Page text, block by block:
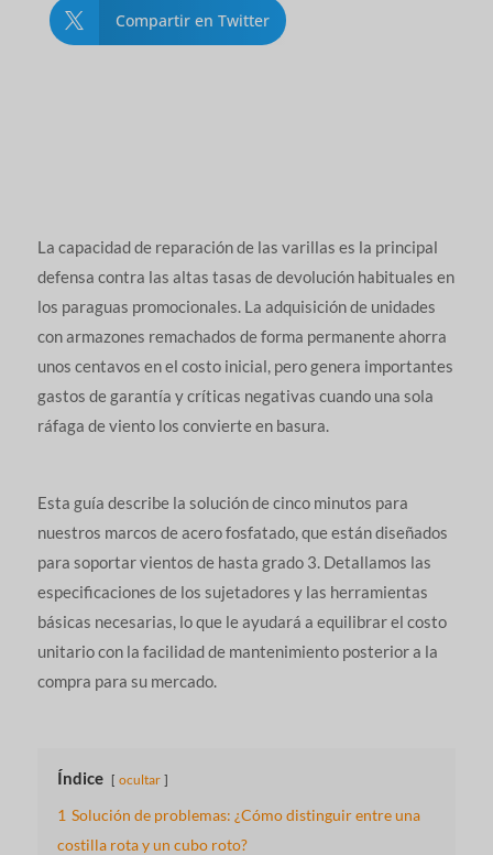
 Compartir en Twitter
La capacidad de reparación de las varillas es la principal
defensa contra las altas tasas de devolución habituales en
los paraguas promocionales. La adquisición de unidades
con armazones remachados de forma permanente ahorra
unos centavos en el costo inicial, pero genera importantes
gastos de garantía y críticas negativas cuando una sola
ráfaga de viento los convierte en basura.
Esta guía describe la solución de cinco minutos para
nuestros marcos de acero fosfatado, que están diseñados
para soportar vientos de hasta grado 3. Detallamos las
especificaciones de los sujetadores y las herramientas
básicas necesarias, lo que le ayudará a equilibrar el costo
unitario con la facilidad de mantenimiento posterior a la
compra para su mercado.
Índice ocultar
1 Solución de problemas: ¿Cómo distinguir entre una
costilla rota y un cubo roto?